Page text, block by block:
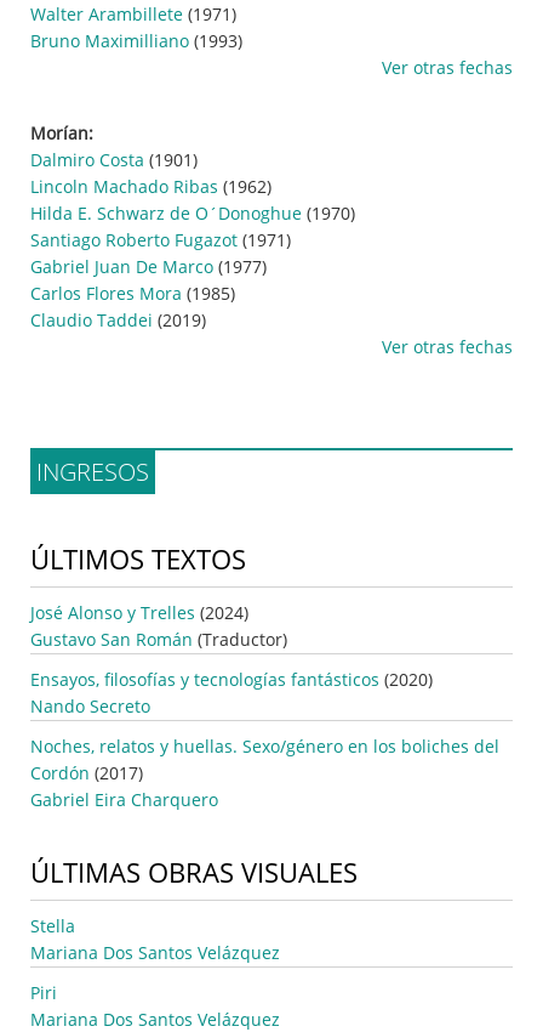
Walter Arambillete (1971)
Bruno Maximilliano (1993)
Ver otras fechas
Morían:
Dalmiro Costa (1901)
Lincoln Machado Ribas (1962)
Hilda E. Schwarz de O´Donoghue (1970)
Santiago Roberto Fugazot (1971)
Gabriel Juan De Marco (1977)
Carlos Flores Mora (1985)
Claudio Taddei (2019)
Ver otras fechas
INGRESOS
ÚLTIMOS TEXTOS
José Alonso y Trelles (2024)
Gustavo San Román (Traductor)
Ensayos, filosofías y tecnologías fantásticos (2020)
Nando Secreto
Noches, relatos y huellas. Sexo/género en los boliches del
Cordón (2017)
Gabriel Eira Charquero
ÚLTIMAS OBRAS VISUALES
Stella
Mariana Dos Santos Velázquez
Piri
Mariana Dos Santos Velázquez